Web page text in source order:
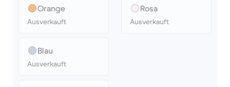
Orange
Ausverkauft
Blau
Ausverkauft
Rosa
Ausverkauft